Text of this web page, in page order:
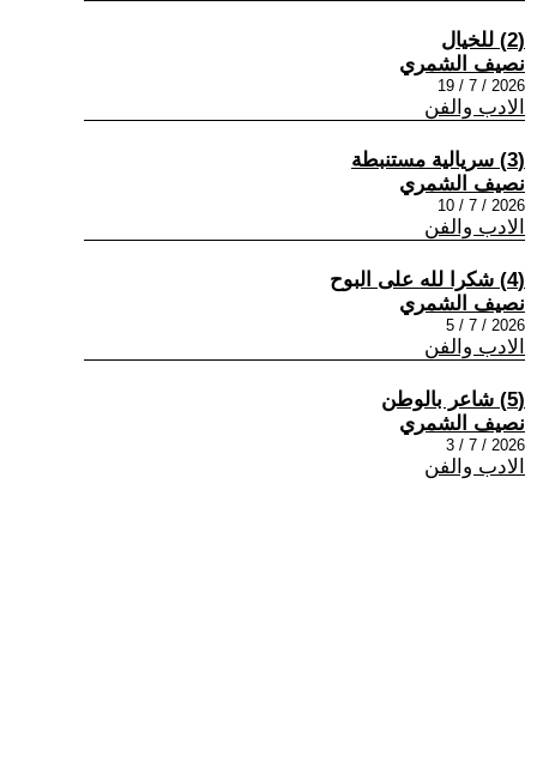
(2) للخيال
نصيف الشمري
2026 / 7 / 19
الادب والفن
(3) سريالية مستنبطة
نصيف الشمري
2026 / 7 / 10
الادب والفن
(4) شكرا لله على البوح
نصيف الشمري
2026 / 7 / 5
الادب والفن
(5) شاعر بالوطن
نصيف الشمري
2026 / 7 / 3
الادب والفن